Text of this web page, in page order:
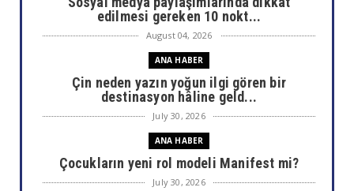
edilmesi gereken 10 nokt...
August 04, 2026
ANA HABER
Çin neden yazın yoğun ilgi gören bir
destinasyon hâline geld...
July 30, 2026
ANA HABER
Çocukların yeni rol modeli Manifest mi?
July 30, 2026